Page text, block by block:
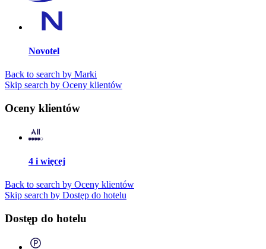
Novotel
Back to search by Marki
Skip search by Oceny klientów
Oceny klientów
4 i więcej
Back to search by Oceny klientów
Skip search by Dostęp do hotelu
Dostęp do hotelu